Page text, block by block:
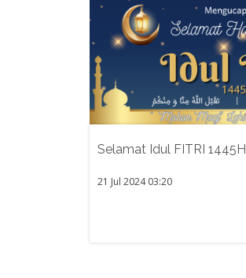
Selamat Idul FITRI 1445H
21 Jul 2024 03:20